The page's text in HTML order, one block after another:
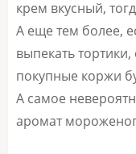
крем вкусный,
А еще тем более,
выпекать
покупные коржи
А самое
аромат